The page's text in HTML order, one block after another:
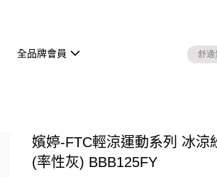
全品牌會員
嬪婷-FTC輕涼運動系列 冰涼
(率性灰) BBB125FY